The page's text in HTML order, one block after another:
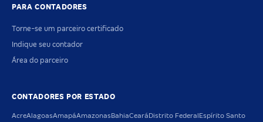
PARA CONTADORES
Torne-se um parceiro certificado
Indique seu contador
Área do parceiro
CONTADORES POR ESTADO
AcreAlagoasAmapáAmazonas BahiaCeará Distrito Federal Espírito Santo